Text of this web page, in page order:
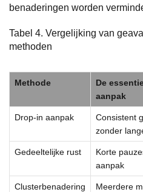
benaderingen worden
Tabel 4. Vergelijking van
methoden
Methode
De
aanpak
Drop-in aanpak
Consistent
zonder
Gedeeltelijke rust
Korte
aanpak
Clusterbenadering
Meerdere